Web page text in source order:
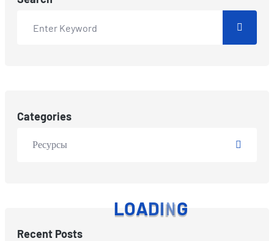
LOADING
Categories
Ресурсы
Recent Posts